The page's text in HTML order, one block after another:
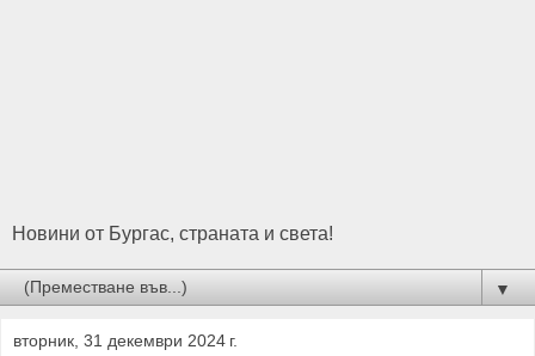
Новини от Бургас, страната и света!
▼
вторник, 31 декември 2024 г.